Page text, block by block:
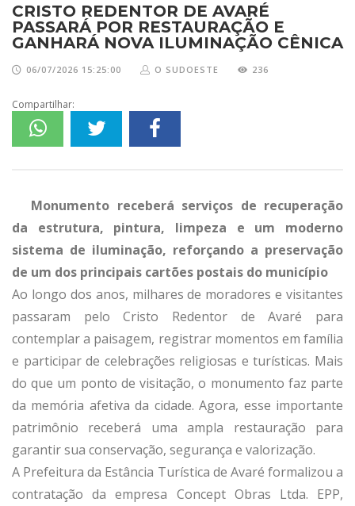
CRISTO REDENTOR DE AVARÉ
PASSARÁ POR RESTAURAÇÃO E
GANHARÁ NOVA ILUMINAÇÃO CÊNICA
06/07/2026 15:25:00 O SUDOESTE 236
Compartilhar:
Monumento receberá serviços de recuperação
da estrutura, pintura, limpeza e um moderno
sistema de iluminação, reforçando a preservação
de um dos principais cartões postais do município
Ao longo dos anos, milhares de moradores e visitantes
passaram pelo Cristo Redentor de Avaré para
contemplar a paisagem, registrar momentos em família
e participar de celebrações religiosas e turísticas. Mais
do que um ponto de visitação, o monumento faz parte
da memória afetiva da cidade. Agora, esse importante
patrimônio receberá uma ampla restauração para
garantir sua conservação, segurança e valorização.
A Prefeitura da Estância Turística de Avaré formalizou a
contratação da empresa Concept Obras Ltda. EPP,